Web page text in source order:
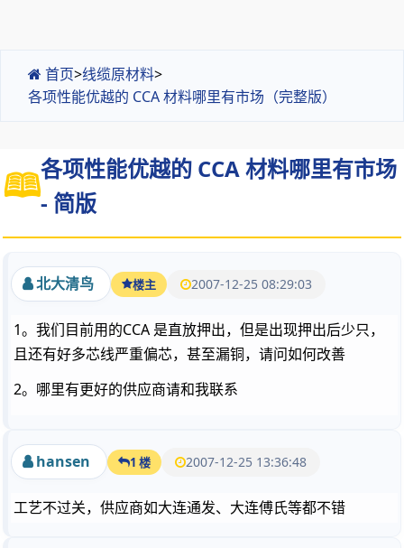
首页>线缆原材料>
各项性能优越的 CCA 材料哪里有市场（完整版）
各项性能优越的 CCA 材料哪里有市场
- 简版
北大清鸟 楼主 2007-12-25 08:29:03
1。我们目前用的CCA 是直放押出，但是出现押出后少只，
且还有好多芯线严重偏芯，甚至漏铜，请问如何改善
2。哪里有更好的供应商请和我联系
hansen 1 楼 2007-12-25 13:36:48
工艺不过关，供应商如大连通发、大连傅氏等都不错